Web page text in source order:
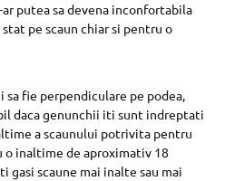
ar putea sa devena inconfortabila
pe scaun chiar si pentru o
sa fie perpendiculare pe podea,
daca genunchii iti sunt indreptati
a scaunului potrivita pentru
o inaltime de aproximativ 18
gasi scaune mai inalte sau mai